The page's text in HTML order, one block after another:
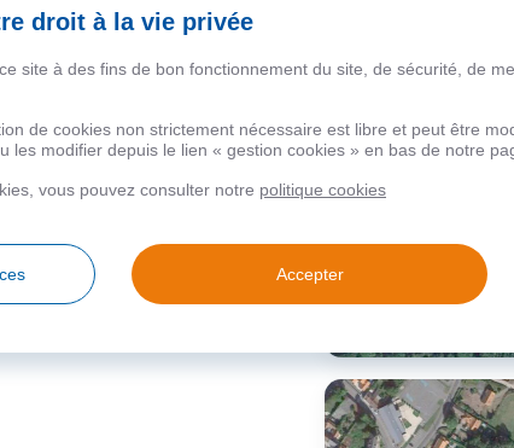
droit à la vie privée
site à des fins de bon fonctionnement du site, de sécurité, de
de cookies non strictement nécessaire est libre et peut être
les modifier depuis le lien « gestion cookies » en bas de notre
vous pouvez consulter notre politique cookies
Accepter